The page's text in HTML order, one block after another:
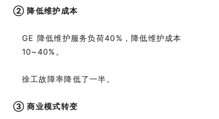
② 降低维护成本
GE 降低维护服务负荷40%，降低维护成本
10~40%。
徐工故障率降低了一半。
③ 商业模式转变